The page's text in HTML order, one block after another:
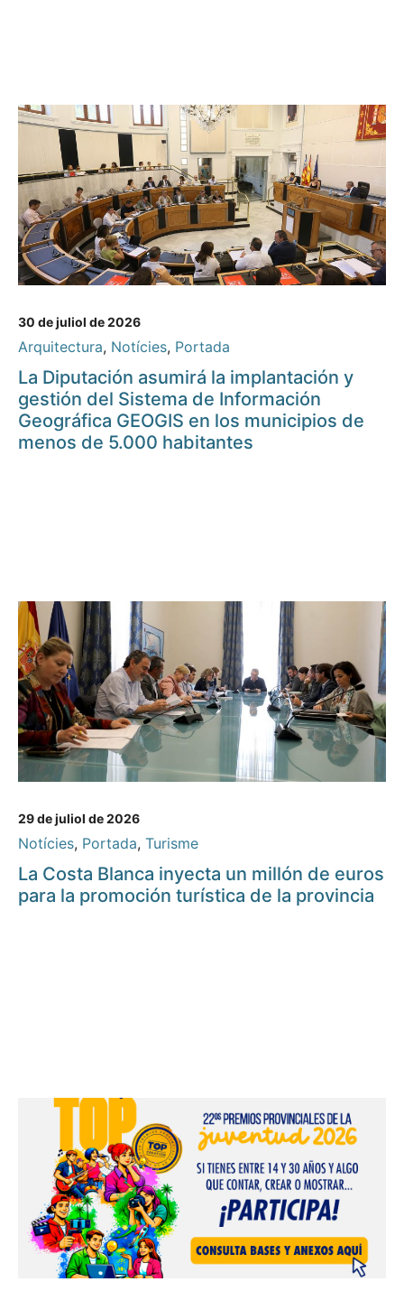
30 de juliol de 2026
Arquitectura, Notícies, Portada
La Diputación asumirá la implantación y
gestión del Sistema de Información
Geográfica GEOGIS en los municipios de
menos de 5.000 habitantes
29 de juliol de 2026
Notícies, Portada, Turisme
La Costa Blanca inyecta un millón de euros
para la promoción turística de la provincia